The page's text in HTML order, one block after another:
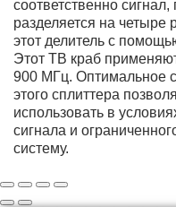
соответственно
разделяется на четыре
этот делитель с
Этот ТВ краб
900 МГц. Оптимальное
этого сплиттера
использовать в
сигнала и
систему.